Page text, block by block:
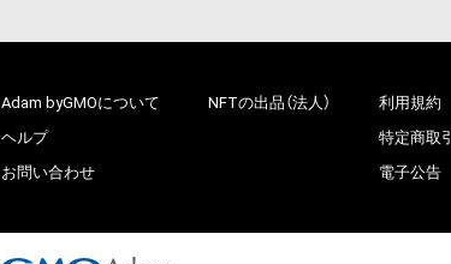
Adam byGMOについて
ヘルプ
お問い合わせ
NFTの出品（法人）
利用規約
特定商取
電子公告